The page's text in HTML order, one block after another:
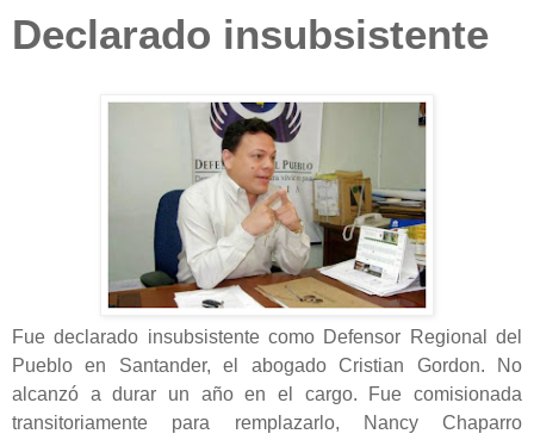
Declarado insubsistente
Fue declarado insubsistente como Defensor Regional del
Pueblo en Santander, el abogado Cristian Gordon. No
alcanzó a durar un año en el cargo. Fue comisionada
transitoriamente para remplazarlo, Nancy Chaparro